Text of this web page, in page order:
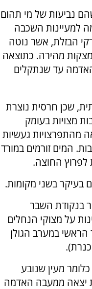
נביעות של מי תהום
למעיינות השכבה
הבזלת, אשר נוטה
מהירה. כתוצאה
עד שנתקלים
שכן חרסית נוצרת
מצויות בעומק
מהתפרצויות געשיות
המים זורמים במורד
לפרוץ החוצה.
בעיקר בשני מקומות.
בנקודת השבר
על מצוקי הנחלים
במערב הגולן
מעין שנובע
יצאה ממעבה האדמה